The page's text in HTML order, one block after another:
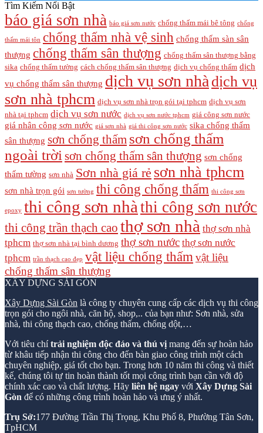
Tìm Kiếm Nổi Bật
báo giá sơn nhà báo giá sơn nước chống thấm mái bê tông chống
thấm mái tôn chống thấm nhà vệ sinh chống thấm sàn sân
thượng chống thấm sân thượng chống thấm sân thượng bằng
sika chống thấm tường cách chống thấm sân thượng dịch vụ chống thấm dịch
vụ chống thấm sân thượng dịch vụ sơn nhà dịch vụ
sơn nhà tphcm dịch vụ sơn nhà trọn gói tại tphcm dịch vụ sơn
nhà tại tphcm dịch vụ sơn nước dịch vụ sơn nước tphcm giá công sơn nước
giá nhân công sơn nước giá sơn nhà giá thi công sơn nước sika chống thấm
sân thượng sơn chống thấm sơn chống thấm
ngoài trời sơn chống thấm sân thượng sơn chống
thấm tường sơn nhà Sơn nhà giá rẻ sơn nhà tphcm
sơn nhà trọn gói sơn tường thi công chống thấm thi công sơn
epoxy thi công sơn nhà thi công sơn nước
thi công trần thạch cao thợ sơn nhà thợ sơn nhà
tphcm thợ sơn nhà tại bình dương thợ sơn nước thợ sơn nước
tphcm trần thạch cao đẹp vật liệu chống thấm vật liệu
chống thấm sân thượng
XÂY DỰNG SÀI GÒN
Xây Dựng Sài Gòn là công ty chuyên cung cấp các dịch vụ thi công
trọn gói cho ngôi nhà, căn hộ, shop,.. của bạn như: Sơn nhà, sửa
nhà, thi công thạch cao, chống thấm, chống dột,…
Với tiêu chítrải nghiệm độc đáo và thú vị mang đến sự hoàn hảo
từ khâu tiếp nhận thi công cho đến bàn giao công trình một cách
chuyên nghiệp, giá tốt cho bạn. Trong hơn 10 năm thi công và thiết
kế, chúng tôi tự tin hoàn thành tốt mọi công trình bạn cần với độ
chính xác cao và chất lượng. Hãy liên hệ ngay với Xây Dựng Sài
Gòn để có những công trình hoàn hảo và ưng ý nhất.
Trụ Sở:177 Đường Trần Thị Trọng, Khu Phố 8, Phường Tân Sơn,
TpHCM